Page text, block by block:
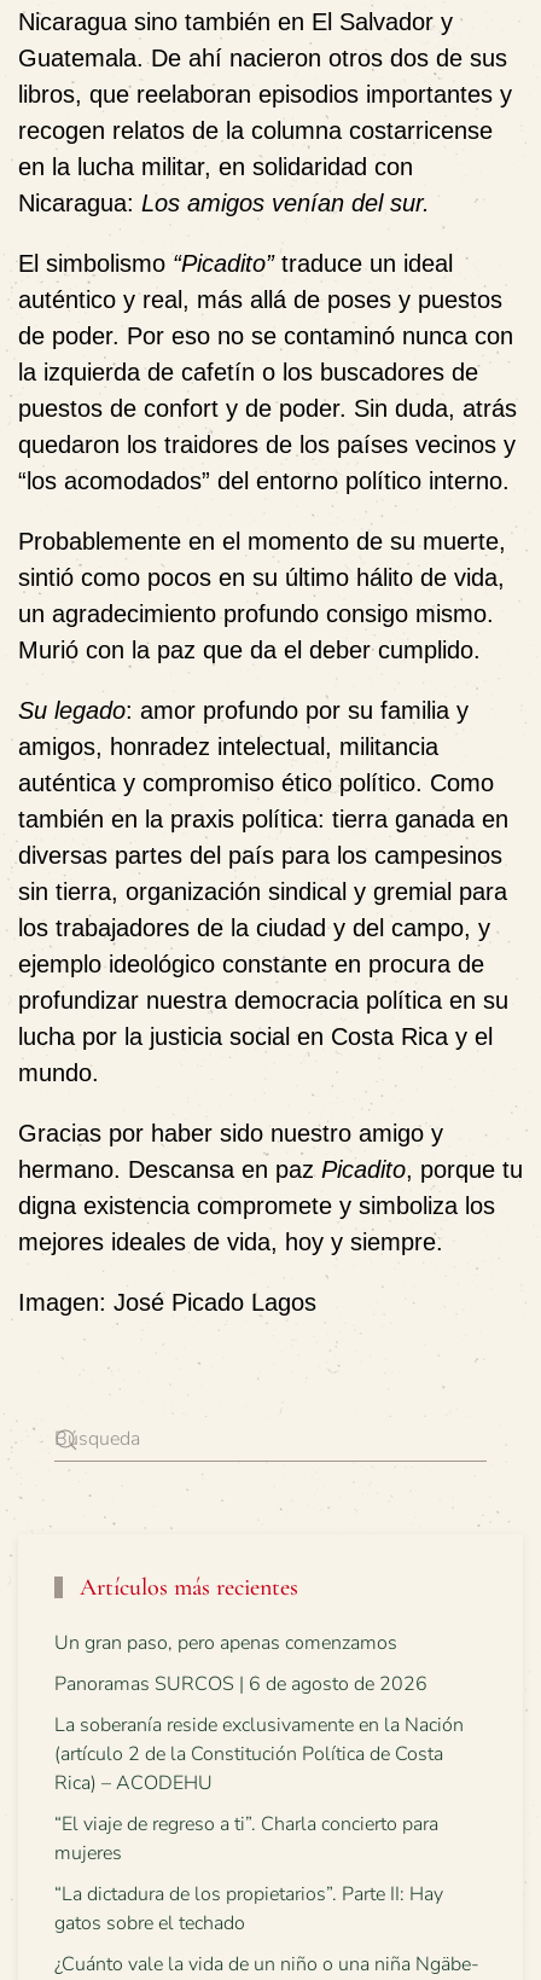
Nicaragua sino también en El Salvador y
Guatemala. De ahí nacieron otros dos de sus
libros, que reelaboran episodios importantes y
recogen relatos de la columna costarricense
en la lucha militar, en solidaridad con
Nicaragua: Los amigos venían del sur.
El simbolismo “Picadito” traduce un ideal
auténtico y real, más allá de poses y puestos
de poder. Por eso no se contaminó nunca con
la izquierda de cafetín o los buscadores de
puestos de confort y de poder. Sin duda, atrás
quedaron los traidores de los países vecinos y
“los acomodados” del entorno político interno.
Probablemente en el momento de su muerte,
sintió como pocos en su último hálito de vida,
un agradecimiento profundo consigo mismo.
Murió con la paz que da el deber cumplido.
Su legado: amor profundo por su familia y
amigos, honradez intelectual, militancia
auténtica y compromiso ético político. Como
también en la praxis política: tierra ganada en
diversas partes del país para los campesinos
sin tierra, organización sindical y gremial para
los trabajadores de la ciudad y del campo, y
ejemplo ideológico constante en procura de
profundizar nuestra democracia política en su
lucha por la justicia social en Costa Rica y el
mundo.
Gracias por haber sido nuestro amigo y
hermano. Descansa en paz Picadito, porque tu
digna existencia compromete y simboliza los
mejores ideales de vida, hoy y siempre.
Imagen: José Picado Lagos
Artículos más recientes
Un gran paso, pero apenas comenzamos
Panoramas SURCOS | 6 de agosto de 2026
La soberanía reside exclusivamente en la Nación
(artículo 2 de la Constitución Política de Costa
Rica) – ACODEHU
“El viaje de regreso a ti”. Charla concierto para
mujeres
“La dictadura de los propietarios”. Parte II: Hay
gatos sobre el techado
¿Cuánto vale la vida de un niño o una niña Ngäbe-